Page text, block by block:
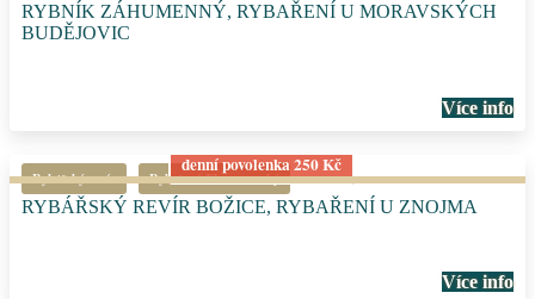
RYBNÍK ZÁHUMENNÝ, RYBAŘENÍ U MORAVSKÝCH
BUDĚJOVIC
Více info
Rybářský revír Rybaření Jihomoravský
denní povolenka 250 Kč
RYBÁŘSKÝ REVÍR BOŽICE, RYBAŘENÍ U ZNOJMA
Více info